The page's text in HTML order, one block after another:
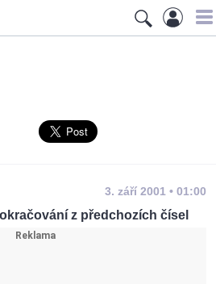
3. září 2001 • 01:00
z předchozích čísel